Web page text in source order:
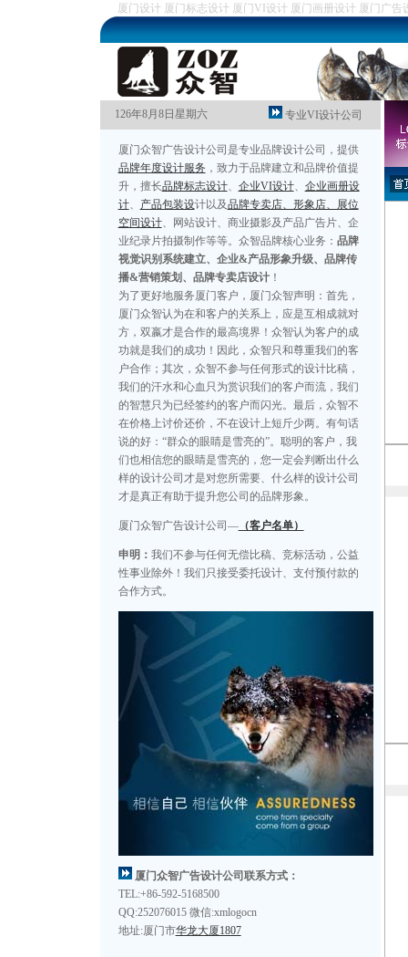
厦门设计 厦门标志设计 厦门VI设计 厦门画册设计 厦门广
126年8月8日星期六 专业VI设计公司
厦门众智广告设计公司是专业品牌设计公司，提供
品牌年度设计服务 ，致力于品牌建立和品牌价值提
升，擅长品牌标志设计、 企业VI设计、 企业画册设
计、 产品包装设计以及品牌专卖店、形象店、展位
空间设计、网站设计、商业摄影及产品广告片、企
业纪录片拍摄制作等等。众智品牌核心业务： 品牌
视觉识别系统建立、企业&产品形象升级、品牌传
播&营销策划、品牌专卖店设计！
为了更好地服务厦门客户，厦门众智声明：首先，
厦门众智认为在和客户的关系上，应是互相成就对
方，双嬴才是合作的最高境界！众智认为客户的成
功就是我们的成功！因此，众智只和尊重我们的客
户合作；其次，众智不参与任何形式的设计比稿，
我们的汗水和心血只为赏识我们的客户而流，我们
的智慧只为已经签约的客户而闪光。最后，众智不
在价格上讨价还价，不在设计上短斤少两。有句话
说的好：“群众的眼睛是雪亮的”。聪明的客户，我
们也相信您的眼睛是雪亮的，您一定会判断出什么
样的设计公司才是对您所需要、什么样的设计公司
才是真正有助于提升您公司的品牌形象。
厦门众智广告设计公司—（客户名单）
申明： 我们不参与任何无偿比稿、竞标活动，公益
性事业除外！我们只接受委托设计、支付预付款的
合作方式。
厦门众智广告设计公司联系方式：
TEL:+86-592-5168500
QQ:252076015 微信:xmlogocn
地址:厦门市华龙大厦1807